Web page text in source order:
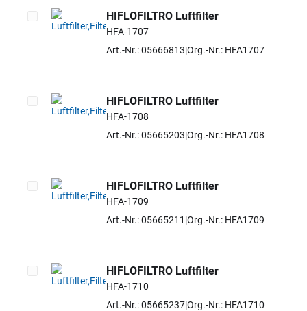
Artikel auswählen
HIFLOFILTRO Luftfilter
HFA-1707
Art.-Nr.: 05666813 Org.-Nr.: HFA1707
Artikel auswählen
HIFLOFILTRO Luftfilter
HFA-1708
Art.-Nr.: 05665203 Org.-Nr.: HFA1708
Artikel auswählen
HIFLOFILTRO Luftfilter
HFA-1709
Art.-Nr.: 05665211 Org.-Nr.: HFA1709
Artikel auswählen
HIFLOFILTRO Luftfilter
HFA-1710
Art.-Nr.: 05665237Org.-Nr.: HFA1710